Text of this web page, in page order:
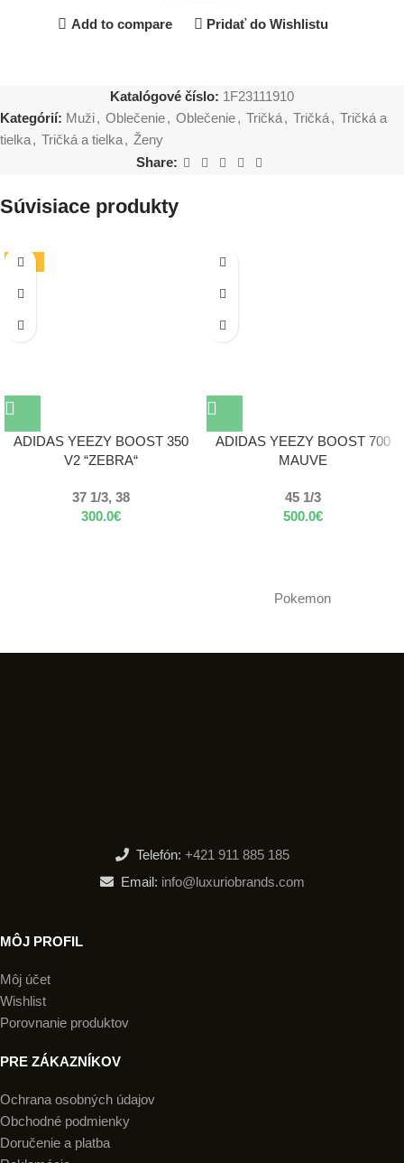
Add to compare Pridať do Wishlistu
Katalógové číslo: 1F23111910
Kategórií: Muži, Oblečenie, Oblečenie, Tričká, Tričká, Tričká a
tielka, Tričká a tielka, Ženy
Share:
Súvisiace produkty
-19%
ADIDAS YEEZY BOOST 350
V2 “ZEBRA“
37 1/3, 38
300.0€
ADIDAS YEEZY BOOST 700
MAUVE
45 1/3
500.0€
Pokemon
Telefón: +421 911 885 185
Email: info@luxuriobrands.com
MÔJ PROFIL
Môj účet
Wishlist
Porovnanie produktov
PRE ZÁKAZNÍKOV
Ochrana osobných údajov
Obchodné podmienky
Doručenie a platba